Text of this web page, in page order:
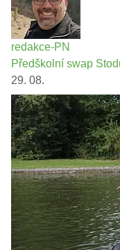
redakce-PN
Předškolní swap
29. 08.